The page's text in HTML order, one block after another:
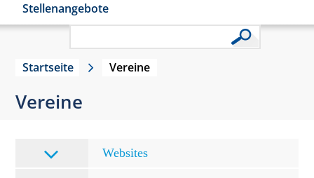
Stellenangebote
Startseite Vereine
Vereine
Websites